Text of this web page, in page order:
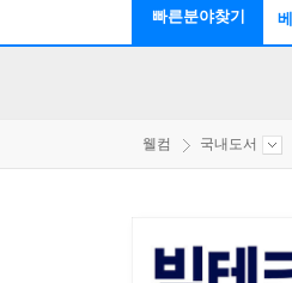
빠른분야찾기
웰컴 국내도서